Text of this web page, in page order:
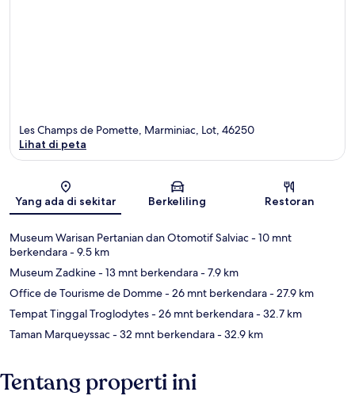
Peta
Les Champs de Pomette, Marminiac, Lot, 46250
Lihat di peta
Yang ada di sekitar Berkeliling Restoran
Museum Warisan Pertanian dan Otomotif Salviac- 10 mnt
berkendara- 9.5 km
Museum Zadkine- 13 mnt berkendara- 7.9 km
Office de Tourisme de Domme- 26 mnt berkendara- 27.9 km
Tempat Tinggal Troglodytes- 26 mnt berkendara- 32.7 km
Taman Marqueyssac- 32 mnt berkendara- 32.9 km
Tentang properti ini